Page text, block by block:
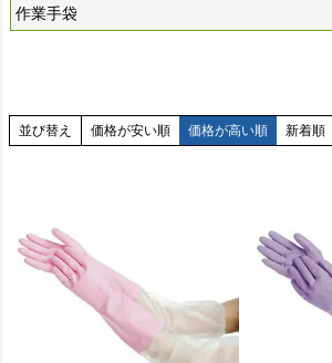
作業手袋
並び替え 価格が安い順 価格が高い順 新着順